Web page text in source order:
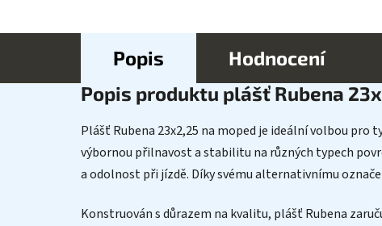
Popis Hodnocení
Popis produktu plášť Rubena
Plášť Rubena 23x2,25 na moped je ideální volbou
výbornou přilnavost a stabilitu na různých typech
a odolnost při jízdě. Díky svému alternativnímu
Konstruován s důrazem na kvalitu, plášť Rubena